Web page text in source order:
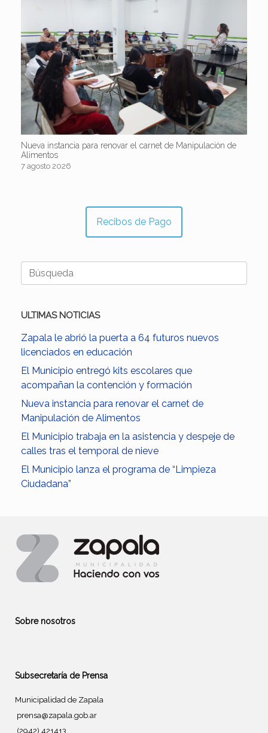
Nueva instancia para renovar el carnet de Manipulación de
Alimentos
7 agosto 2026
Recibos de Pago
Buscar:
ULTIMAS NOTICIAS
Zapala le abrió la puerta a 64 futuros nuevos
licenciados en educación
El Municipio entregó kits escolares que
acompañan la contención y formación
Nueva instancia para renovar el carnet de
Manipulación de Alimentos
El Municipio trabaja en la asistencia y despeje de
calles tras el temporal de nieve
El Municipio lanza el programa de “Limpieza
Ciudadana”
Sobre nosotros
Subsecretaría de Prensa
Municipalidad de Zapala
prensa@zapala.gob.ar
(2942) 421413